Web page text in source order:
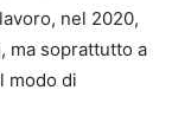
nel 2020,
ma soprattutto a
modo di